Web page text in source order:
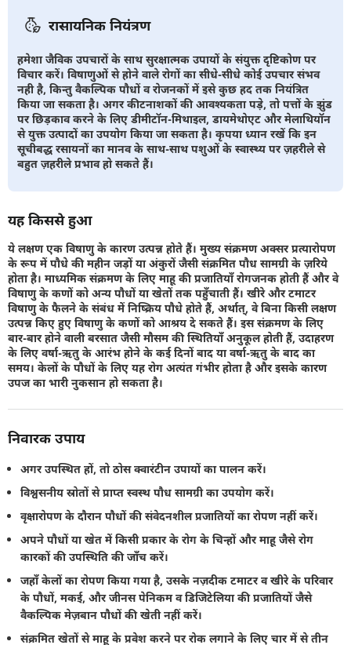
रासायनिक नियंत्रण
हमेशा जैविक उपचारों के साथ सुरक्षात्मक उपायों के संयुक्त दृष्टिकोण पर
विचार करें। विषाणुओं से होने वाले रोगों का सीधे-सीधे कोई उपचार संभव
नही है, किन्तु वैकल्पिक पौधों व रोजनकों में इसे कुछ हद तक नियंत्रित
किया जा सकता है। अगर कीटनाशकों की आवश्यकता पड़े, तो पत्तों के झुंड
पर छिड़काव करने के लिए डीमीटॉन-मिथाइल, डायमेथोएट और मेलाथियॉन
से युक्त उत्पादों का उपयोग किया जा सकता है। कृपया ध्यान रखें कि इन
सूचीबद्ध रसायनों का मानव के साथ-साथ पशुओं के स्वास्थ्य पर ज़हरीले से
बहुत ज़हरीले प्रभाव हो सकते हैं।
यह किससे हुआ
ये लक्षण एक विषाणु के कारण उत्पन्न होते हैं। मुख्य संक्रमण अक्सर प्रत्यारोपण
के रूप में पौधे की महीन जड़ों या अंकुरों जैसी संक्रमित पौध सामग्री के ज़रिये
होता है। माध्यमिक संक्रमण के लिए माहू की प्रजातियाँ रोगजनक होती हैं और वे
विषाणु के कणों को अन्य पौधों या खेतों तक पहुँचाती हैं। खीरे और टमाटर
विषाणु के फैलने के संबंध में निष्क्रिय पौधे होते हैं, अर्थात्, वे बिना किसी लक्षण
उत्पन्न किए हुए विषाणु के कणों को आश्रय दे सकते हैं। इस संक्रमण के लिए
बार-बार होने वाली बरसात जैसी मौसम की स्थितियाँ अनुकूल होती हैं, उदाहरण
के लिए वर्षा-ऋतु के आरंभ होने के कई दिनों बाद या वर्षा-ऋतु के बाद का
समय। केलों के पौधों के लिए यह रोग अत्यंत गंभीर होता है और इसके कारण
उपज का भारी नुकसान हो सकता है।
निवारक उपाय
अगर उपस्थित हों, तो ठोस क्वारंटीन उपायों का पालन करें।
विश्वसनीय स्रोतों से प्राप्त स्वस्थ पौध सामग्री का उपयोग करें।
वृक्षारोपण के दौरान पौधों की संवेदनशील प्रजातियों का रोपण नहीं करें।
अपने पौधों या खेत में किसी प्रकार के रोग के चिन्हों और माहू जैसे रोग
कारकों की उपस्थिति की जाँच करें।
जहाँ केलों का रोपण किया गया है, उसके नज़दीक टमाटर व खीरे के परिवार
के पौधों, मकई, और जीनस पेनिकम व डिजिटेलिया की प्रजातियों जैसे
वैकल्पिक मेज़बान पौधों की खेती नहीं करें।
संक्रमित खेतों से माहू के प्रवेश करने पर रोक लगाने के लिए चार में से तीन